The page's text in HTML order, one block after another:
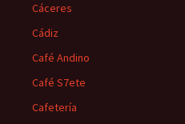
Cáceres
Cádiz
Café Andino
Café S7ete
Cafetería